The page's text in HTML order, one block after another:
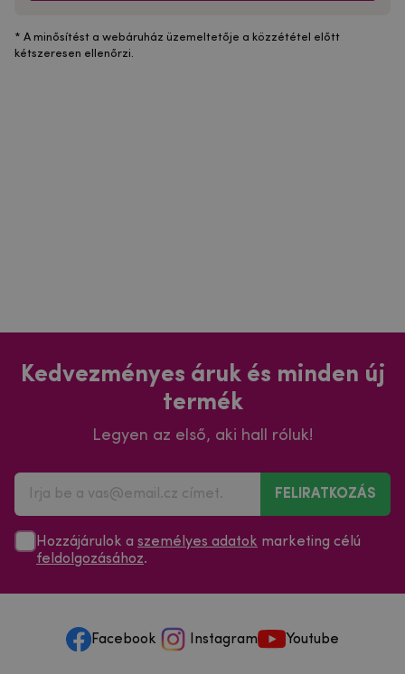
* A minősítést a webáruház üzemeltetője a közzététel előtt
kétszeresen ellenőrzi.
Kedvezményes áruk és minden új
termék
Legyen az első, aki hall róluk!
FELIRATKOZÁS
Hozzájárulok a személyes adatok marketing célú
feldolgozásához.
Facebook Instagram Youtube